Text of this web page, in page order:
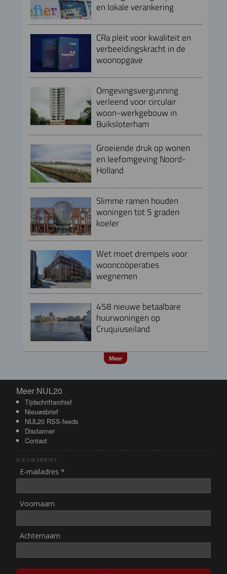
en lokale verankering
CRa pleit voor kwaliteit en
verbeeldingskracht in de
woonopgave
Omgevingsvergunning
verleend voor circulair
woon-werkgebouw in
Buiksloterham
Groeiende druk op wonen
en leefomgeving Noord-
Holland
Slimme ramen houden
woningen tot 5 graden
koeler
Wet moet drempels voor
wooncoöperaties
wegnemen
458 nieuwe betaalbare
huurwoningen op
Cruquiuseiland
Meer
Meer NUL20
Meer NUL20
Tijdschriftarchief
Nieuwsbrief
NUL20 RSS-feeds
Disclaimer
Contact
NIEUWSBRIEF
E-mailadres *
Voornaam
Achternaam